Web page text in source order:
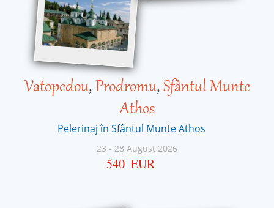
Vatopedou,Prodromu,Sfântul Munte
Athos
Pelerinaj în Sfântul Munte Athos
23 - 28 August 2026
540 EUR